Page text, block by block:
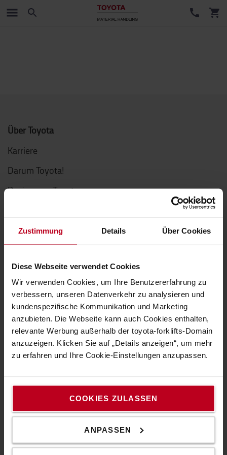
Zustimmung Details Über Cookies
Diese Webseite verwendet Cookies
Wir verwenden Cookies, um Ihre Benutzererfahrung zu
verbessern, unseren Datenverkehr zu analysieren und
kundenspezifische Kommunikation und Marketing
anzubieten. Die Webseite kann auch Cookies enthalten,
relevante Werbung außerhalb der toyota-forklifts-Domain
anzuzeigen. Klicken Sie auf „Details anzeigen“, um mehr
zu erfahren und Ihre Cookie-Einstellungen anzupassen.
COOKIES ZULASSEN
ANPASSEN
Über Toyota
Karriere
Darum Toyota!
Design von Toyota
Toyota Produktionssystem (TPS)
Nachhaltigkeit
Verhaltenskodex
Tipps & Infos
Räder & Rollen-Leitfaden
Mast-Leitfaden
Berechnung Resttragfähigkeit